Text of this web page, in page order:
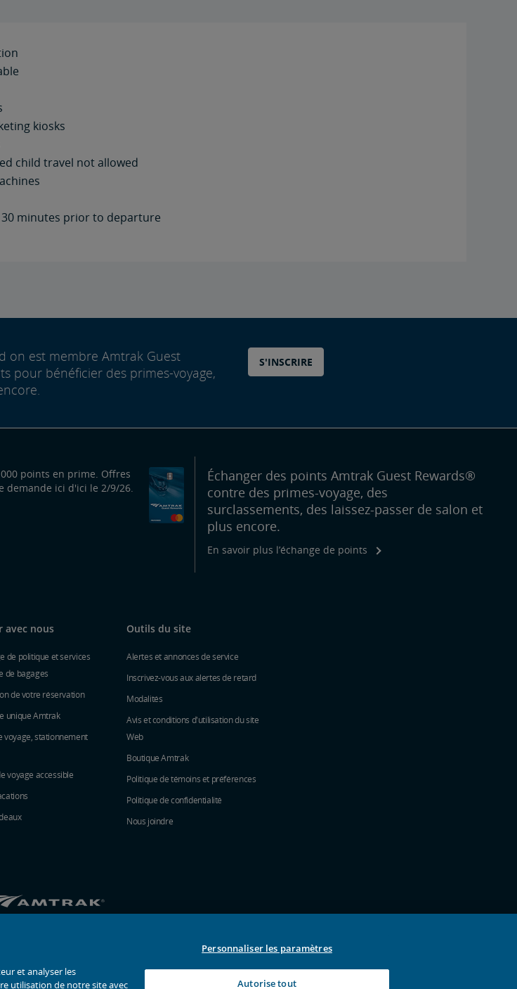
kiosks
child travel not allowed
minutes prior to departure
on est membre Amtrak Guest
pour bénéficier des primes-voyage,
S'INSCRIRE
points en prime. Offres
demande ici d'ici le 2/9/26.
Échanger des points Amtrak Guest Rewards®
contre des primes-voyage, des
surclassements, des laissez-passer de salon et
plus encore.
En savoir plus l’échange de points
avec nous
de politique et services
de bagages
de votre réservation
unique Amtrak
voyage, stationnement
voyage accessible
Outils du site
Alertes et annonces de service
Inscrivez-vous aux alertes de retard
Modalités
Avis et conditions d'utilisation du site
Web
Boutique Amtrak
Politique de témoins et préférences
Politique de confidentialité
Nous joindre
et analyser les
utilisation de notre site avec
Personnaliser les paramètres
Autorise tout